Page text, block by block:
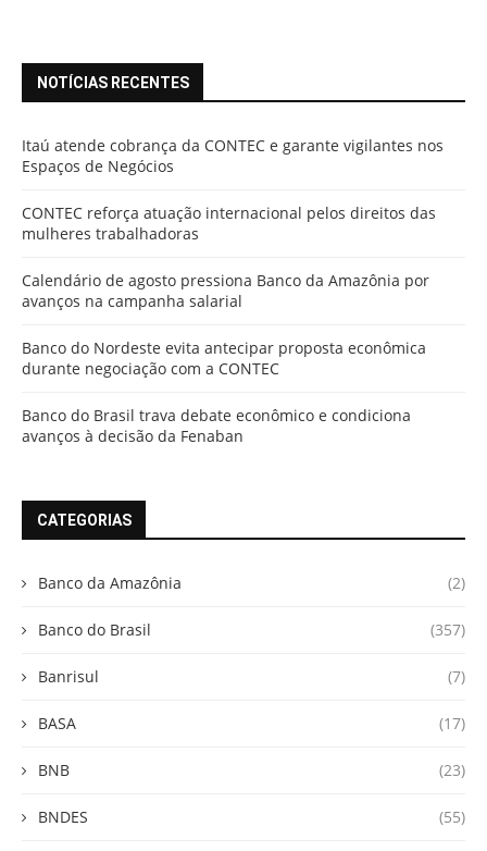
NOTÍCIAS RECENTES
Itaú atende cobrança da CONTEC e garante vigilantes nos
Espaços de Negócios
CONTEC reforça atuação internacional pelos direitos das
mulheres trabalhadoras
Calendário de agosto pressiona Banco da Amazônia por
avanços na campanha salarial
Banco do Nordeste evita antecipar proposta econômica
durante negociação com a CONTEC
Banco do Brasil trava debate econômico e condiciona
avanços à decisão da Fenaban
CATEGORIAS
Banco da Amazônia (2)
Banco do Brasil (357)
Banrisul (7)
BASA (17)
BNB (23)
BNDES (55)